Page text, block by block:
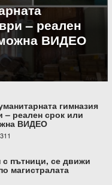
– реален
ВИДЕО
гимназия
– реален срок или
ВИДЕО
пътници, се движи
магистралата